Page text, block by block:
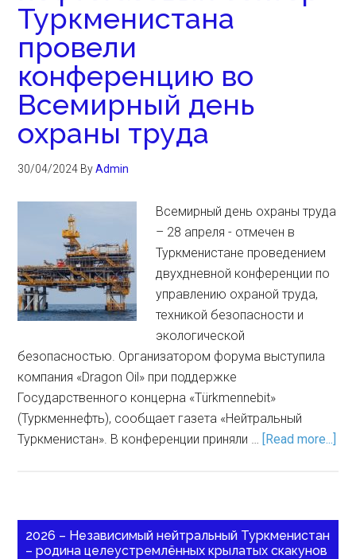
Туркменистана
провели
конференцию во
Всемирный день
охраны труда
30/04/2024 ByAdmin
Всемирный день охраны труда
– 28 апреля - отмечен в
Туркменистане проведением
двухдневной конференции по
управлению охраной труда,
техникой безопасности и
экологической
безопасностью. Организатором форума выступила
компания «Dragon Oil» при поддержке
Государственного концерна «Тürkmennebit»
(Туркменнефть), сообщает газета «Нейтральный
Туркменистан». В конференции приняли … [Read more...]
2026 – Независимый нейтральный Туркменистан
– родина целеустремлённых крылатых скакунов